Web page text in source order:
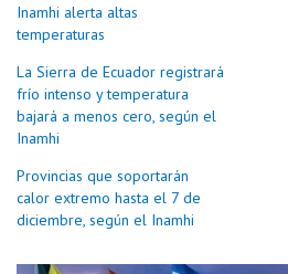
Inamhi alerta altas
temperaturas
La Sierra de Ecuador registrará
frío intenso y temperatura
bajará a menos cero, según el
Inamhi
Provincias que soportarán
calor extremo hasta el 7 de
diciembre, según el Inamhi